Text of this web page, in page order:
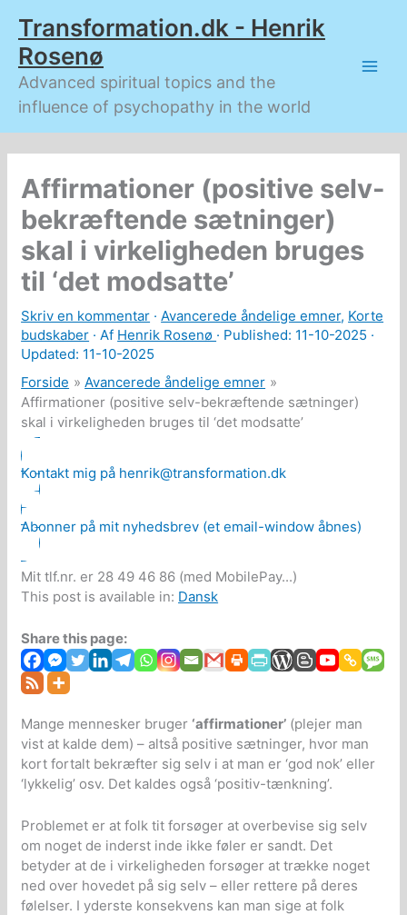
indholdet
Transformation.dk - Henrik
Rosenø
Advanced spiritual topics and the
influence of psychopathy in the world
Affirmationer (positive selv-
bekræftende sætninger)
skal i virkeligheden bruges
til ‘det modsatte’
Skriv en kommentar ·Avancerede åndelige emner, Korte
budskaber · Af Henrik Rosenø · Published: 11-10-2025 ·
Updated: 11-10-2025
Forside
Avancerede åndelige emner
Affirmationer (positive selv-bekræftende sætninger)
skal i virkeligheden bruges til ‘det modsatte’
Kontakt mig på henrik@transformation.dk
Abonner på mit nyhedsbrev (et email-window åbnes)
Mit tlf.nr. er 28 49 46 86 (med MobilePay...)
This post is available in: Dansk
Share this page:
Mange mennesker bruger ‘affirmationer’ (plejer man
vist at kalde dem) – altså positive sætninger, hvor man
kort fortalt bekræfter sig selv i at man er ‘god nok’ eller
‘lykkelig’ osv. Det kaldes også ‘positiv-tænkning’.
Problemet er at folk tit forsøger at overbevise sig selv
om noget de inderst inde ikke føler er sandt. Det
betyder at de i virkeligheden forsøger at trække noget
ned over hovedet på sig selv – eller rettere på deres
følelser. I yderste konsekvens kan man sige at folk